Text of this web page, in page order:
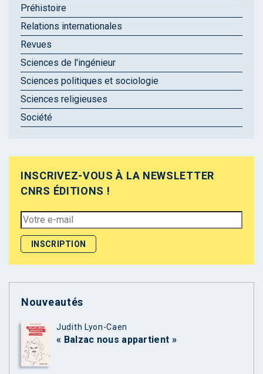
Préhistoire
Relations internationales
Revues
Sciences de l'ingénieur
Sciences politiques et sociologie
Sciences religieuses
Société
INSCRIVEZ-VOUS À LA NEWSLETTER
CNRS ÉDITIONS !
Nouveautés
Judith Lyon-Caen
« Balzac nous appartient »